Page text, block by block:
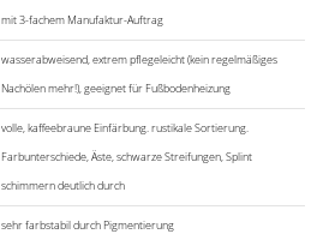
mit 3-fachem Manufaktur-Auftrag
wasserabweisend, extrem pflegeleicht (kein regelmäßiges
Nachölen mehr!), geeignet für Fußbodenheizung
volle, kaffeebraune Einfärbung. rustikale Sortierung.
Farbunterschiede, Äste, schwarze Streifungen, Splint
schimmern deutlich durch
sehr farbstabil durch Pigmentierung